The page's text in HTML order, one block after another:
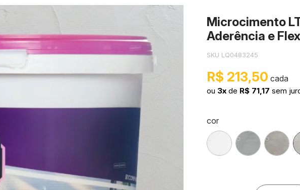
Microcimento
Aderência e
SKU LQ0483245
R$ 213,50
ou 3x de R$ 71,17 sem
cor